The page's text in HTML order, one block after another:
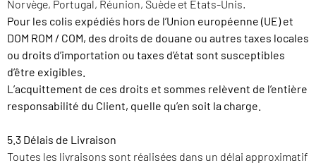
Norvège, Portugal, Réunion, Suède et Etats-Unis.
Pour les colis expédiés hors de l’Union européenne (UE) et
DOM ROM / COM, des droits de douane ou autres taxes locales
ou droits d’importation ou taxes d’état sont susceptibles
d’être exigibles.
L’acquittement de ces droits et sommes relèvent de l’entière
responsabilité du Client, quelle qu’en soit la charge.
5.3 Délais de Livraison
Toutes les livraisons sont réalisées dans un délai approximatif